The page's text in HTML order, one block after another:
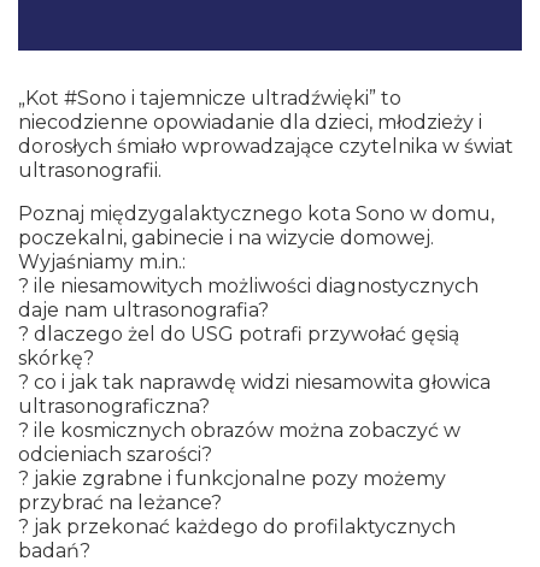
„Kot #Sono i tajemnicze ultradźwięki” to
niecodzienne opowiadanie dla dzieci, młodzieży i
dorosłych śmiało wprowadzające czytelnika w świat
ultrasonografii.
Poznaj międzygalaktycznego kota Sono w domu,
poczekalni, gabinecie i na wizycie domowej.
Wyjaśniamy m.in.:
? ile niesamowitych możliwości diagnostycznych
daje nam ultrasonografia?
? dlaczego żel do USG potrafi przywołać gęsią
skórkę?
? co i jak tak naprawdę widzi niesamowita głowica
ultrasonograficzna?
? ile kosmicznych obrazów można zobaczyć w
odcieniach szarości?
? jakie zgrabne i funkcjonalne pozy możemy
przybrać na leżance?
? jak przekonać każdego do profilaktycznych
badań?